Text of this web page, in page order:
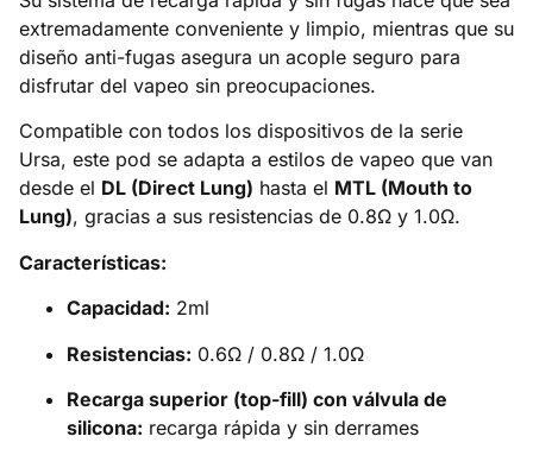
extremadamente conveniente y limpio, mientras que su
diseño anti-fugas asegura un acople seguro para
disfrutar del vapeo sin preocupaciones.
Compatible con todos los dispositivos de la serie
Ursa, este pod se adapta a estilos de vapeo que van
desde el DL (Direct Lung) hasta el MTL (Mouth to
Lung), gracias a sus resistencias de 0.8Ω y 1.0Ω.
Características:
Capacidad: 2ml
Resistencias: 0.6Ω / 0.8Ω / 1.0Ω
Recarga superior (top-fill) con válvula de
silicona: recarga rápida y sin derrames